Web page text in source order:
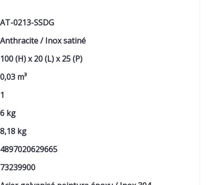
AT-0213-SSDG
Anthracite / Inox satiné
100 (H) x 20 (L) x 25 (P)
0,03 m³
1
6 kg
8,18 kg
4897020629665
73239900